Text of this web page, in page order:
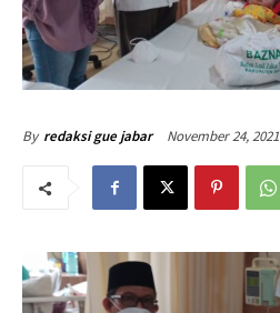
By redaksi gue jabar November 24, 2021